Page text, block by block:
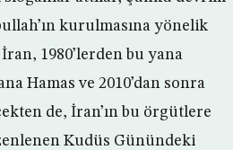
kurulmasına yönelik
1980’lerden bu yana
Hamas ve 2010’dan sonra
de, İran’ın bu örgütlere
Kudüs Günündeki